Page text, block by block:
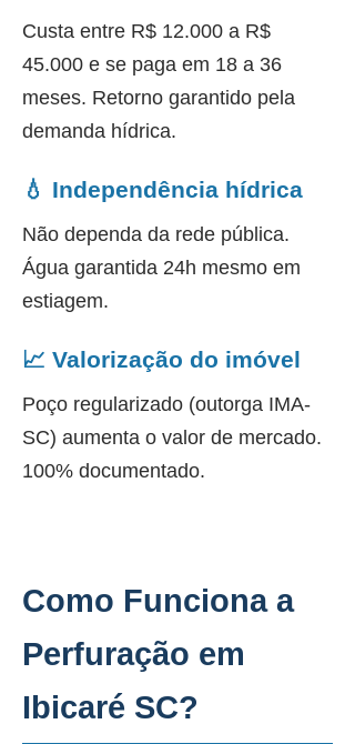
Custa entre R$ 12.000 a R$
45.000 e se paga em 18 a 36
meses. Retorno garantido pela
demanda hídrica.
💧 Independência hídrica
Não dependa da rede pública.
Água garantida 24h mesmo em
estiagem.
📈 Valorização do imóvel
Poço regularizado (outorga IMA-
SC) aumenta o valor de mercado.
100% documentado.
Como Funciona a
Perfuração em
Ibicaré SC?